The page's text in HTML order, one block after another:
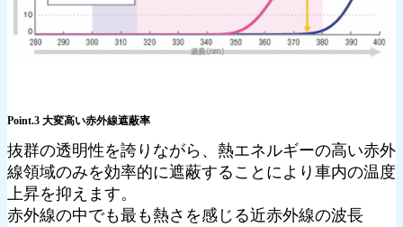
Point.3 大変高い赤外線遮蔽率
抜群の透明性を誇りながら、熱エネルギーの高い赤外
線領域のみを効率的に遮蔽することにより車内の温度
上昇を抑えます。
赤外線の中でも最も熱さを感じる近赤外線の波長